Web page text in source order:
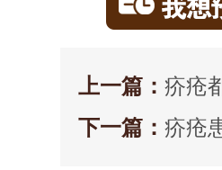
上一篇： 疥疮
下一篇： 疥疮